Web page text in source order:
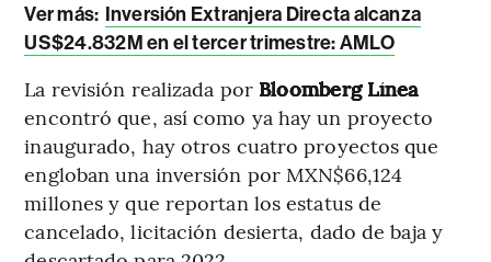
Ver más: Inversión Extranjera Directa alcanza
US$24.832M en el tercer trimestre: AMLO
La revisión realizada por Bloomberg Línea
encontró que, así como ya hay un proyecto
inaugurado, hay otros cuatro proyectos que
engloban una inversión por MXN$66,124
millones y que reportan los estatus de
cancelado, licitación desierta, dado de baja y